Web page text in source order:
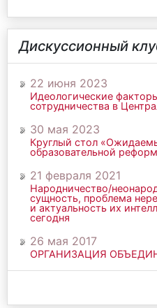
Дискуссионный
22 июня 2023
Идеологические
сотрудничества в
30 мая 2023
Круглый стол
образовательной
21 февраля 2021
Народничество/
сущность, проблема
и актуальность их
сегодня
26 мая 2017
ОРГАНИЗАЦИЯ